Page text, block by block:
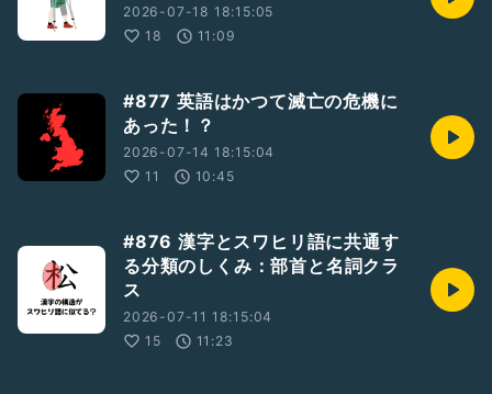
2026-07-18 18:15:05
18
11:09
#877 英語はかつて滅亡の危機に
あった！？
2026-07-14 18:15:04
11
10:45
#876 漢字とスワヒリ語に共通す
る分類のしくみ：部首と名詞クラ
ス
2026-07-11 18:15:04
15
11:23